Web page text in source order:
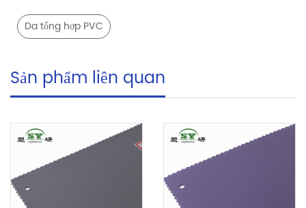
Da tổng hợp PVC
Sản phẩm liên quan